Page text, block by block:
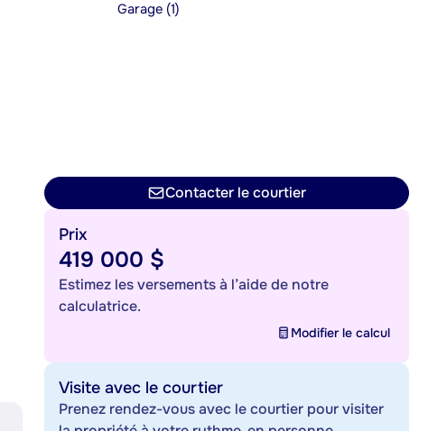
Garage (1)
Contacter le courtier
Prix
419 000 $
Estimez les versements à l’aide de notre
calculatrice.
Modifier le calcul
Visite avec le courtier
Prenez rendez-vous avec le courtier pour visiter